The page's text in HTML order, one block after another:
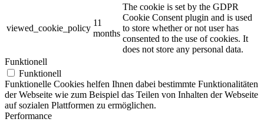
viewed_cookie_policy
11
months
The cookie is set by the GDPR
Cookie Consent plugin and is used
to store whether or not user has
consented to the use of cookies. It
does not store any personal data.
Funktionell
Funktionell
Funktionelle Cookies helfen Ihnen dabei bestimmte Funktionalitäten
der Webseite wie zum Beispiel das Teilen von Inhalten der Webseite
auf sozialen Plattformen zu ermöglichen.
Performance